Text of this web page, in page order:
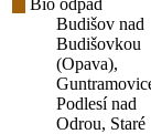
Bio odpad
Budišov nad
Budišovkou
(Opava),
Podlesí nad
Odrou, Staré